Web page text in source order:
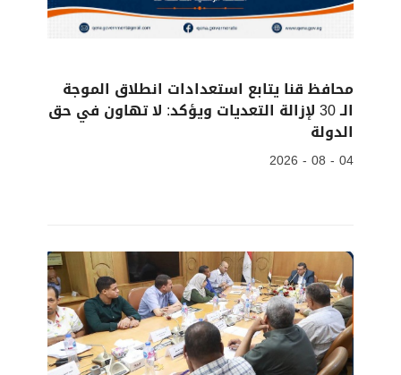
محافظ قنا يتابع استعدادات انطلاق الموجة
الـ 30 لإزالة التعديات ويؤكد: لا تهاون في حق
الدولة
04 - 08 - 2026